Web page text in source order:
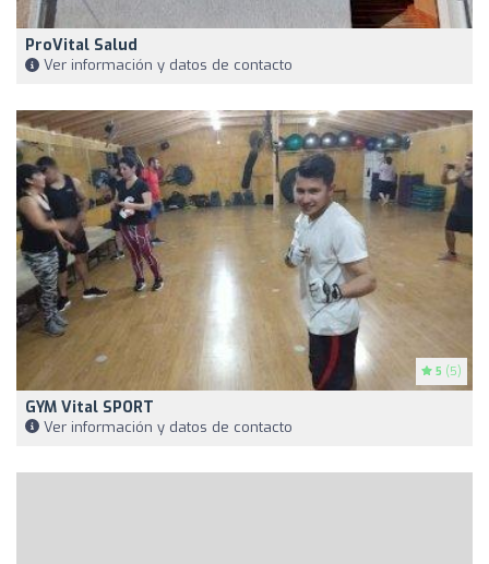
ProVital Salud
Ver información y datos de contacto
5 (5)
GYM Vital SPORT
Ver información y datos de contacto